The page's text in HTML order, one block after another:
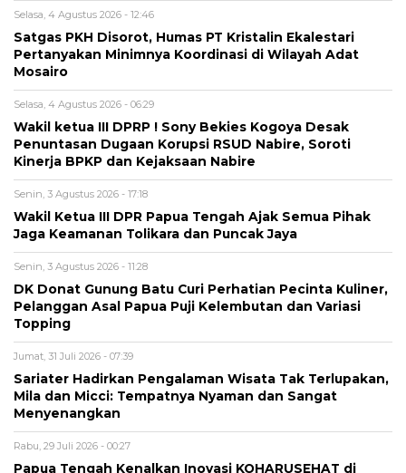
Selasa, 4 Agustus 2026 - 12:46
Satgas PKH Disorot, Humas PT Kristalin Ekalestari
Pertanyakan Minimnya Koordinasi di Wilayah Adat
Mosairo
Selasa, 4 Agustus 2026 - 06:29
Wakil ketua III DPRP ! Sony Bekies Kogoya Desak
Penuntasan Dugaan Korupsi RSUD Nabire, Soroti
Kinerja BPKP dan Kejaksaan Nabire
Senin, 3 Agustus 2026 - 17:18
Wakil Ketua III DPR Papua Tengah Ajak Semua Pihak
Jaga Keamanan Tolikara dan Puncak Jaya
Senin, 3 Agustus 2026 - 11:28
DK Donat Gunung Batu Curi Perhatian Pecinta Kuliner,
Pelanggan Asal Papua Puji Kelembutan dan Variasi
Topping
Jumat, 31 Juli 2026 - 07:39
Sariater Hadirkan Pengalaman Wisata Tak Terlupakan,
Mila dan Micci: Tempatnya Nyaman dan Sangat
Menyenangkan
Rabu, 29 Juli 2026 - 00:27
Papua Tengah Kenalkan Inovasi KOHARUSEHAT di